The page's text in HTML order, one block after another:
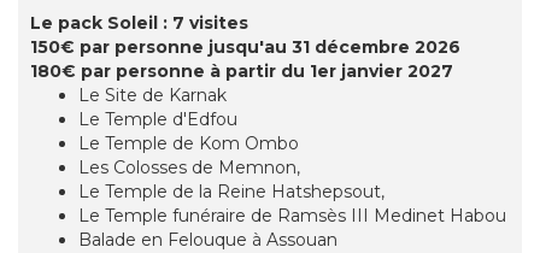
Le pack Soleil : 7 visites
150€ par personne jusqu'au 31 décembre 2026
180€ par personne à partir du 1er janvier 2027
Le Site de Karnak
Le Temple d'Edfou
Le Temple de Kom Ombo
Les Colosses de Memnon,
Le Temple de la Reine Hatshepsout,
Le Temple funéraire de Ramsès III Medinet Habou
Balade en Felouque à Assouan